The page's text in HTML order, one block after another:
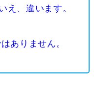
え、違います。
ありません。